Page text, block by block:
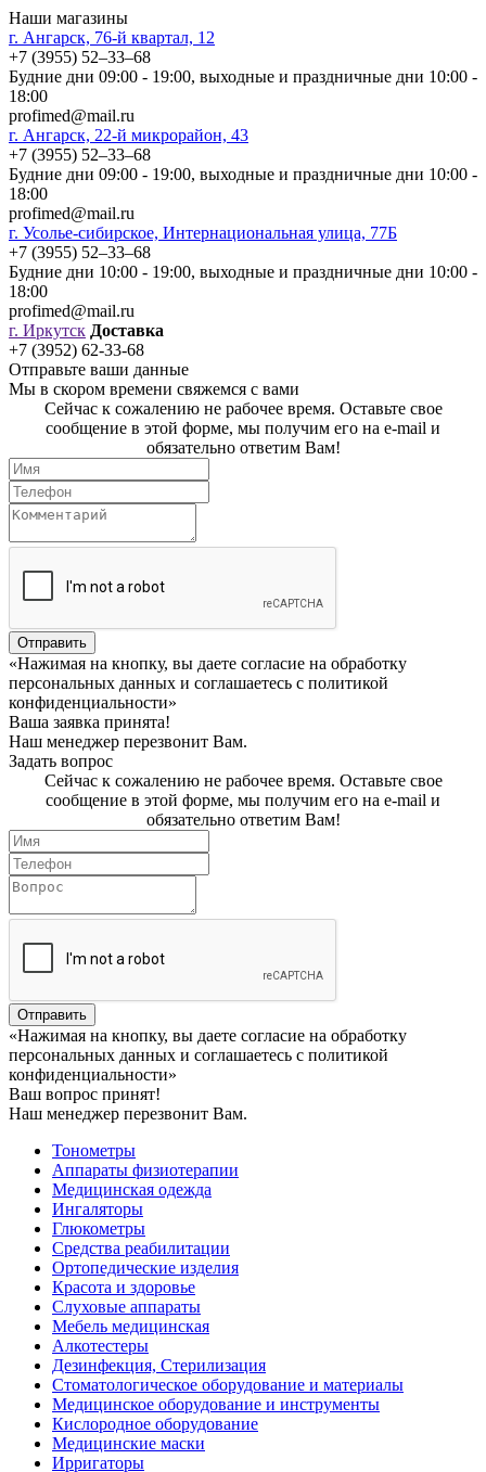
Наши магазины
г. Ангарск, 76-й квартал, 12
+7 (3955) 52‒33‒68
Будние дни 09:00 - 19:00, выходные и праздничные дни 10:00 -
18:00
profimed@mail.ru
г. Ангарск, 22-й микрорайон, 43
+7 (3955) 52‒33‒68
Будние дни 09:00 - 19:00, выходные и праздничные дни 10:00 -
18:00
profimed@mail.ru
г. Усолье-сибирское, Интернациональная улица, 77Б
+7 (3955) 52‒33‒68
Будние дни 10:00 - 19:00, выходные и праздничные дни 10:00 -
18:00
profimed@mail.ru
г. Иркутск Доставка
+7 (3952) 62-33-68
Отправьте ваши данные
Мы в скором времени свяжемся с вами
Сейчас к сожалению не рабочее время. Оставьте свое
сообщение в этой форме, мы получим его на e-mail и
обязательно ответим Вам!
Отправить
«Нажимая на кнопку, вы даете согласие на обработку
персональных данных и соглашаетесь c политикой
конфиденциальности»
Ваша заявка принята!
Наш менеджер перезвонит Вам.
Задать вопрос
Сейчас к сожалению не рабочее время. Оставьте свое
сообщение в этой форме, мы получим его на e-mail и
обязательно ответим Вам!
Отправить
«Нажимая на кнопку, вы даете согласие на обработку
персональных данных и соглашаетесь c политикой
конфиденциальности»
Ваш вопрос принят!
Наш менеджер перезвонит Вам.
Тонометры
Аппараты физиотерапии
Медицинская одежда
Ингаляторы
Глюкометры
Средства реабилитации
Ортопедические изделия
Красота и здоровье
Слуховые аппараты
Мебель медицинская
Алкотестеры
Дезинфекция, Стерилизация
Стоматологическое оборудование и материалы
Медицинское оборудование и инструменты
Кислородное оборудование
Медицинские маски
Ирригаторы